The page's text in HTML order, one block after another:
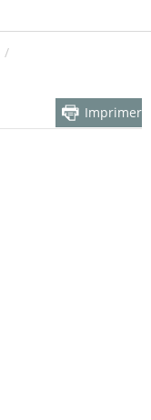
/
Imprimer